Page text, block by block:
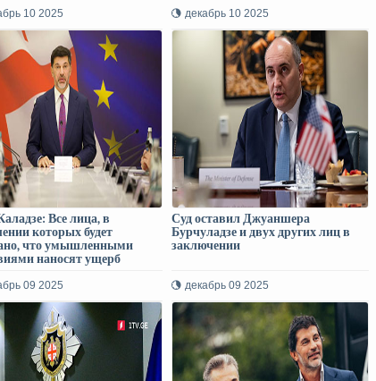
10 2025 декабрь 10 2025
Все лица, в
которых будет
что умышленными
наносят ущерб
09 2025
Суд оставил Джуаншера
Бурчуладзе и двух других лиц в
заключении
декабрь 09 2025